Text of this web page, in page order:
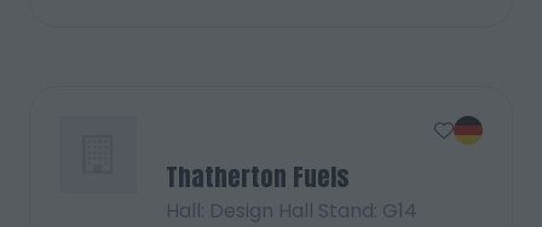
Thatherton Fuels
Hall: Design Hall Stand: G14